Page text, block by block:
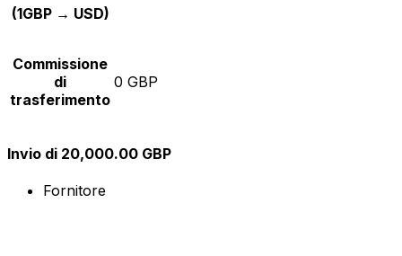
(1GBP → USD)
Commissione
di
trasferimento
0 GBP
Invio di 20,000.00 GBP
Fornitore